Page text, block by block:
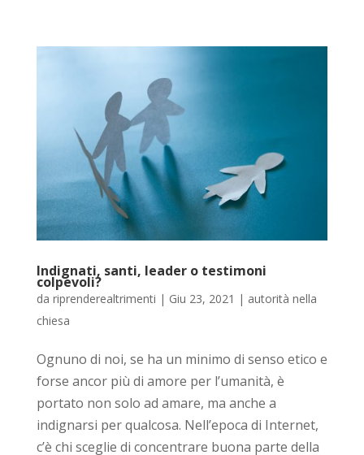
Indignati, santi, leader o testimoni
colpevoli?
da riprenderealtrimenti | Giu 23, 2021 | autorità nella
chiesa
Ognuno di noi, se ha un minimo di senso etico e
forse ancor più di amore per l’umanità, è
portato non solo ad amare, ma anche a
indignarsi per qualcosa. Nell’epoca di Internet,
c’è chi sceglie di concentrare buona parte della